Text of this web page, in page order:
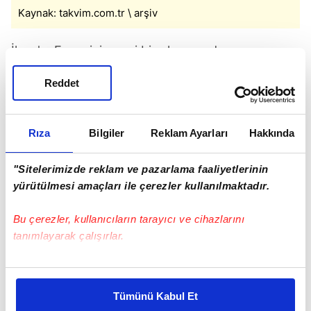
Rıza Bilgiler Reklam Ayarları Hakkında
"Sitelerimizde reklam ve pazarlama faaliyetlerinin
yürütülmesi amaçları ile çerezler kullanılmaktadır.
Bu çerezler, kullanıcıların tarayıcı ve cihazlarını
tanımlayarak çalışırlar.
Bu çerezlere izin vermeniz halinde sizlere özel
daha iyi reklam deneyimi yaşatabiliriz. Bunu yaparken
Tümünü Kabul Et
Reddet
Kaynak: takvim.com.tr \ arşiv
İlyas'ın Esma için yeni bir planı vardır ve
Hayriye'yi planına dahil eder. Adem, Fidan'a
yüzük alır ve barışma planları yapar.